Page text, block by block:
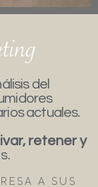
del
actuales.
retener y
A SUS